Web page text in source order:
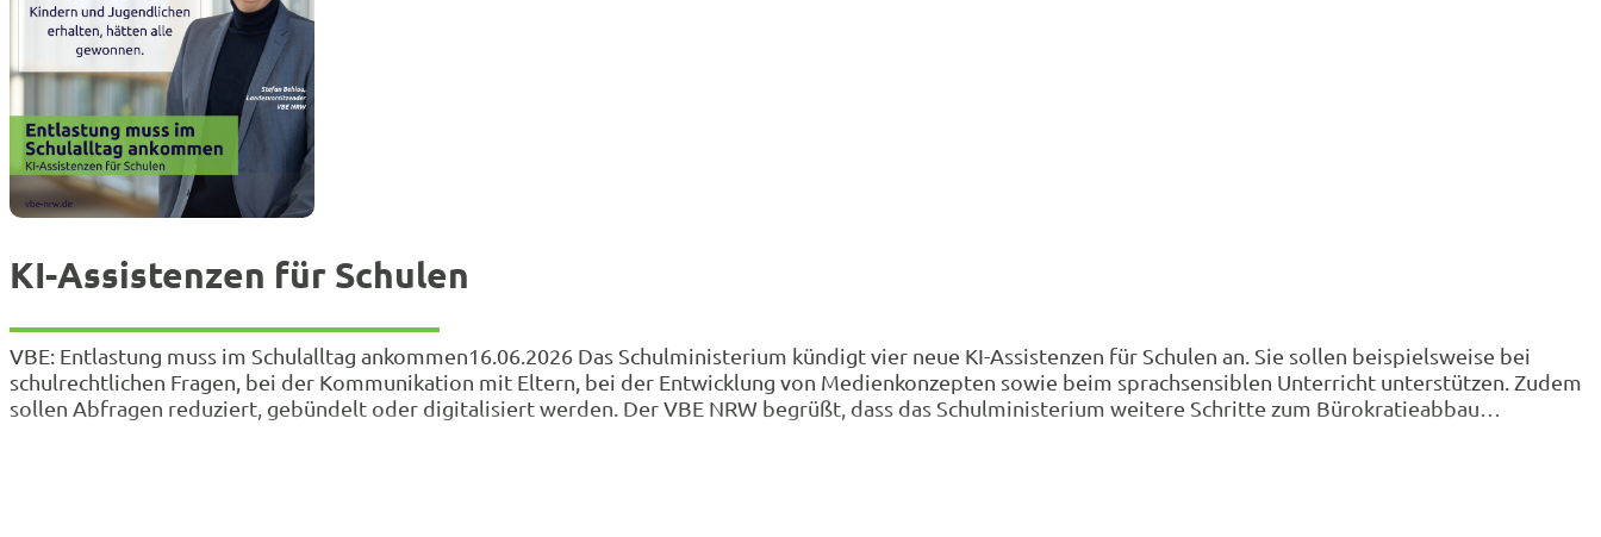
KI-Assistenzen für Schulen
VBE: Entlastung muss im Schulalltag ankommen16.06.2026 Das Schulministerium kündigt vier neue KI-Assistenzen für Schulen an. Sie sollen beispielsweise bei
schulrechtlichen Fragen, bei der Kommunikation mit Eltern, bei der Entwicklung von Medienkonzepten sowie beim sprachsensiblen Unterricht unterstützen. Zudem
sollen Abfragen reduziert, gebündelt oder digitalisiert werden. Der VBE NRW begrüßt, dass das Schulministerium weitere Schritte zum Bürokratieabbau…